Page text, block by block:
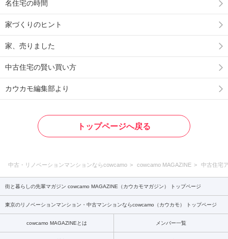
名住宅の時間
家づくりのヒント
家、売りました
中古住宅の賢い買い方
カウカモ編集部より
トップページへ戻る
中古・リノベーションマンションならcowcamo cowcamo MAGAZINE 中古住宅
街と暮らしの先輩マガジン cowcamo MAGAZINE（カウカモマガジン） トップページ
東京のリノベーションマンション・中古マンションならcowcamo（カウカモ） トップページ
cowcamo MAGAZINEとは メンバー一覧